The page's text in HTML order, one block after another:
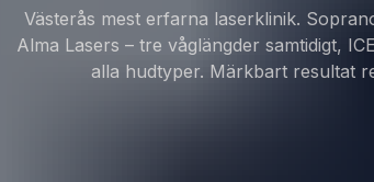
Västerås mest erfarna laserklinik.
Alma Lasers – tre våglängder samtidigt,
alla hudtyper. Märkbart resultat